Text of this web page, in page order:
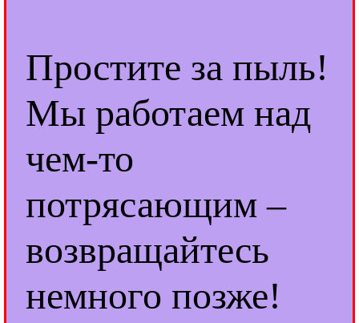
Простите за пыль!
Мы работаем над
чем-то
потрясающим –
возвращайтесь
немного позже!